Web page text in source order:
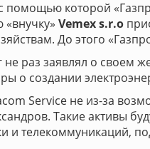
помощью которой
Vemex s.r.o
До этого
раз заявлял о своем
о создании
Service не из-за
Такие активы
и телекоммуникаций,